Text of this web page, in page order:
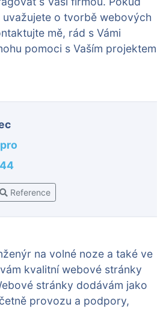
uvažujete o tvorbě webových
mě, rád s Vámi
pomoci s Vaším projektem
Reference
na volné noze a také ve
kvalitní webové stránky
stránky dodávám jako
provozu a podpory,